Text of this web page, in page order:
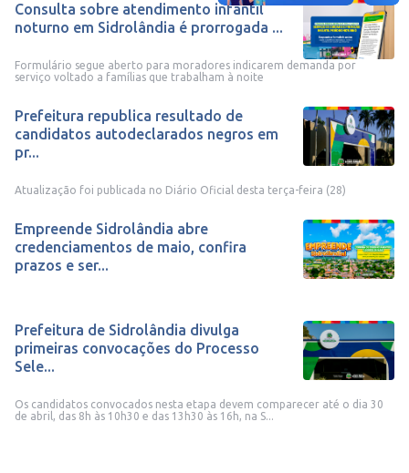
Consulta sobre atendimento infantil
noturno em Sidrolândia é prorrogada ...
Formulário segue aberto para moradores indicarem demanda por
serviço voltado a famílias que trabalham à noite
Prefeitura republica resultado de
candidatos autodeclarados negros em
pr...
Atualização foi publicada no Diário Oficial desta terça-feira (28)
Empreende Sidrolândia abre
credenciamentos de maio, confira
prazos e ser...
Prefeitura de Sidrolândia divulga
primeiras convocações do Processo
Sele...
Os candidatos convocados nesta etapa devem comparecer até o dia 30
de abril, das 8h às 10h30 e das 13h30 às 16h, na S...